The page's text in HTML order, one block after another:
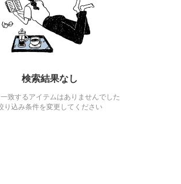
検索結果なし
致するアイテムはありませんでした
り込み条件を変更してください